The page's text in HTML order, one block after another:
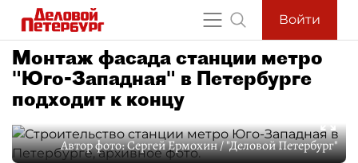
Войти
Монтаж фасада станции метро
"Юго-Западная" в Петербурге
подходит к концу
Автор фото:Сергей Ермохин / "Деловой Петербург"